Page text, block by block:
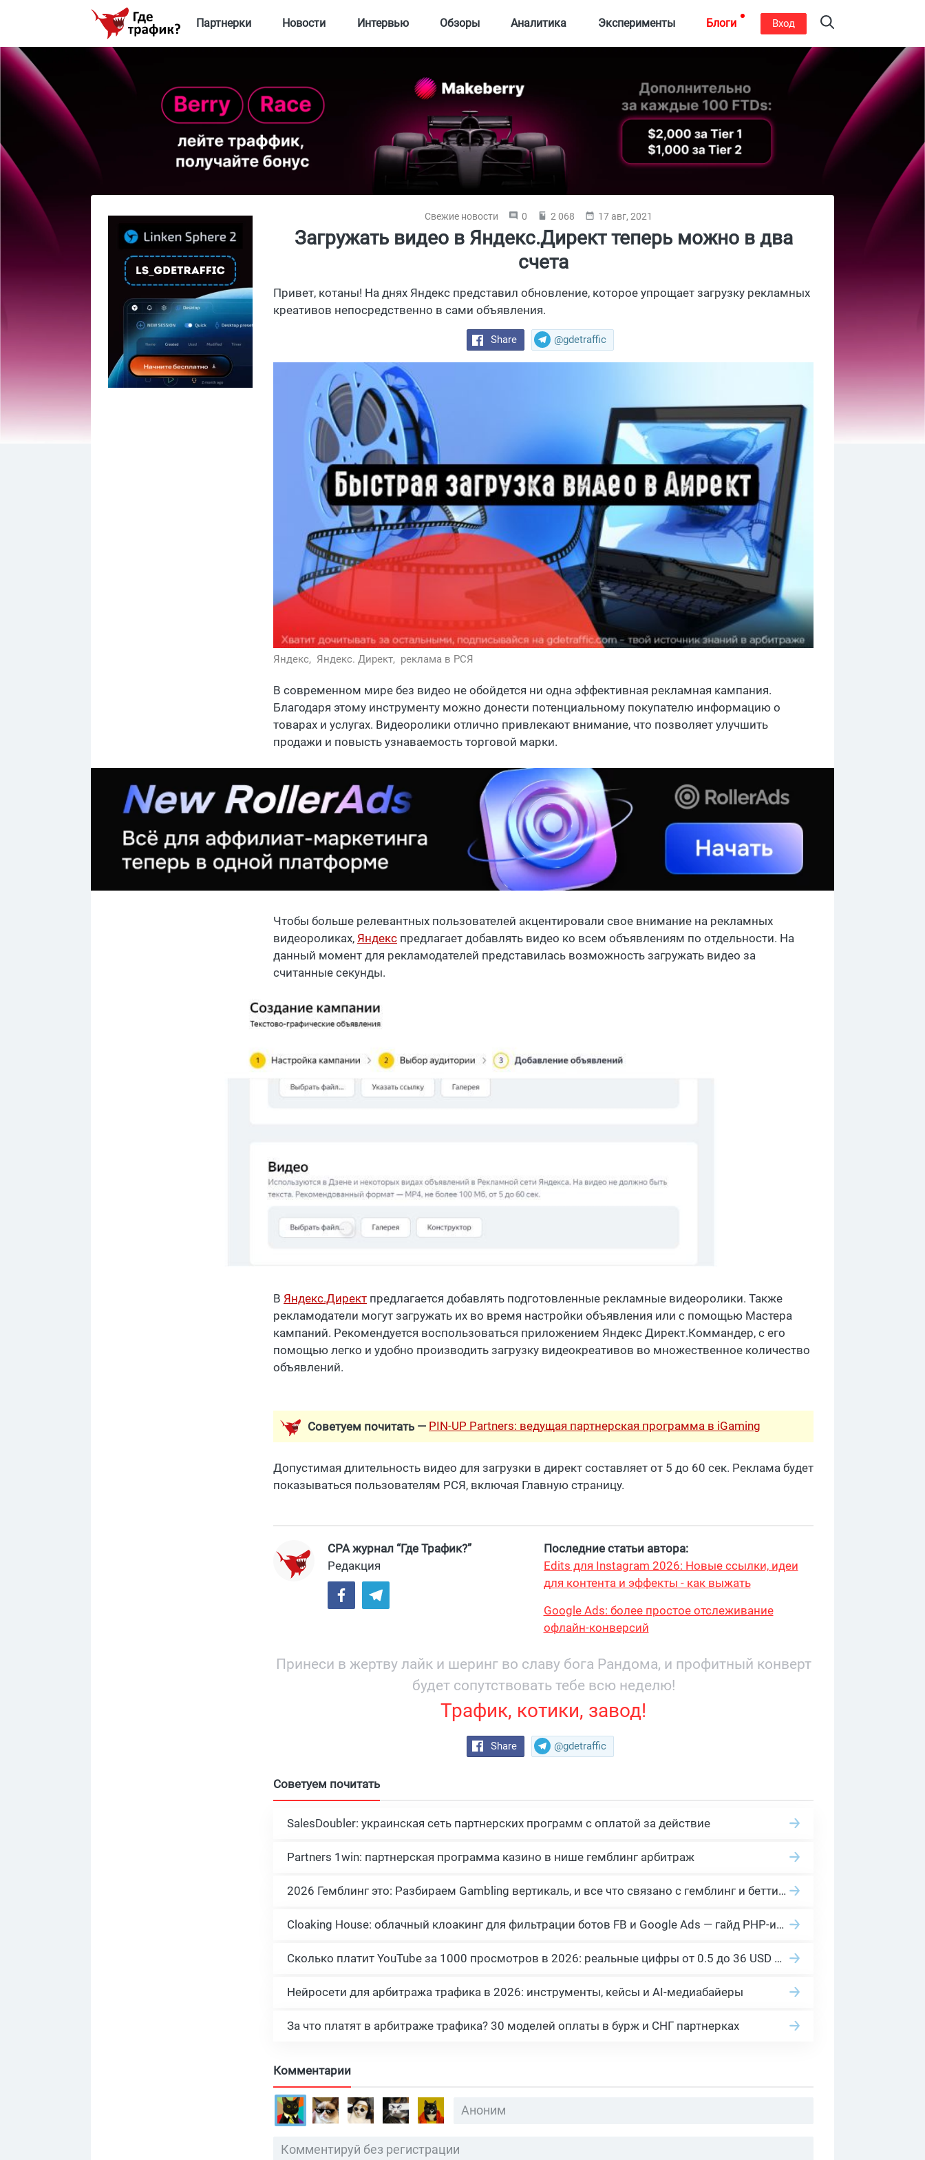
Партнерки Новости Интервью Обзоры Аналитика Эксперименты Блоги Вход
Свежие новости 0 2 068 17 авг, 2021
Загружать видео в Яндекс.Директ теперь можно в два
счета
Привет, котаны! На днях Яндекс представил обновление, которое упрощает загрузку рекламных
креативов непосредственно в сами объявления.
Share @gdetraffic
Яндекс, Яндекс. Директ, реклама в РСЯ
В современном мире без видео не обойдется ни одна эффективная рекламная кампания.
Благодаря этому инструменту можно донести потенциальному покупателю информацию о
товарах и услугах. Видеоролики отлично привлекают внимание, что позволяет улучшить
продажи и повысть узнаваемость торговой марки.
Чтобы больше релевантных пользователей акцентировали свое внимание на рекламных
видеороликах, Яндекс предлагает добавлять видео ко всем объявлениям по отдельности. На
данный момент для рекламодателей представилась возможность загружать видео за
считанные секунды.
В Яндекс.Директ предлагается добавлять подготовленные рекламные видеоролики. Также
рекламодатели могут загружать их во время настройки объявления или с помощью Мастера
кампаний. Рекомендуется воспользоваться приложением Яндекс Директ.Коммандер, с его
помощью легко и удобно производить загрузку видеокреативов во множественное количество
объявлений.
Советуем почитать — PIN-UP Partners: ведущая партнерская программа в iGaming
Допустимая длительность видео для загрузки в директ составляет от 5 до 60 сек. Реклама будет
показываться пользователям РСЯ, включая Главную страницу.
CPA журнал “Где Трафик?”
Редакция
Последние статьи автора:
Edits для Instagram 2026: Новые ссылки, идеи
для контента и эффекты - как выжать
Google Ads: более простое отслеживание
офлайн-конверсий
Принеси в жертву лайк и шеринг во славу бога Рандома, и профитный конверт
будет сопутствовать тебе всю неделю!
Трафик, котики, завод!
Share @gdetraffic
Советуем почитать
SalesDoubler: украинская сеть партнерских программ с оплатой за действие
Partners 1win: партнерская программа казино в нише гемблинг арбитраж
2026 Гемблинг это: Разбираем Gambling вертикаль, и все что связано с гемблинг и беттинг офферами
Cloaking House: облачный клоакинг для фильтрации ботов FB и Google Ads — гайд PHP-интеграции 2026
Сколько платит YouTube за 1000 просмотров в 2026: реальные цифры от 0.5 до 36 USD по ГЕО
Нейросети для арбитража трафика в 2026: инструменты, кейсы и AI-медиабайеры
За что платят в арбитраже трафика? 30 моделей оплаты в бурж и СНГ партнерках
Комментарии